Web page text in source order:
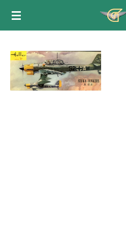
Ga
de
hoofdinhoud